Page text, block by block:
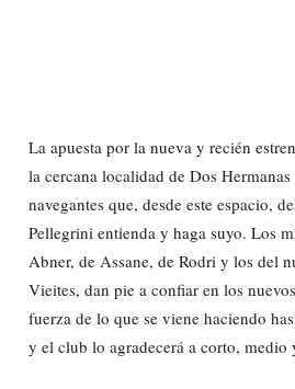
La apuesta por la nueva y recién
la cercana localidad de Dos
navegantes que, desde este espacio,
Pellegrini entienda y haga suyo. Los
Abner, de Assane, de Rodri y los del
Vieites, dan pie a confiar en los
fuerza de lo que se viene haciendo
y el club lo agradecerá a corto, medio